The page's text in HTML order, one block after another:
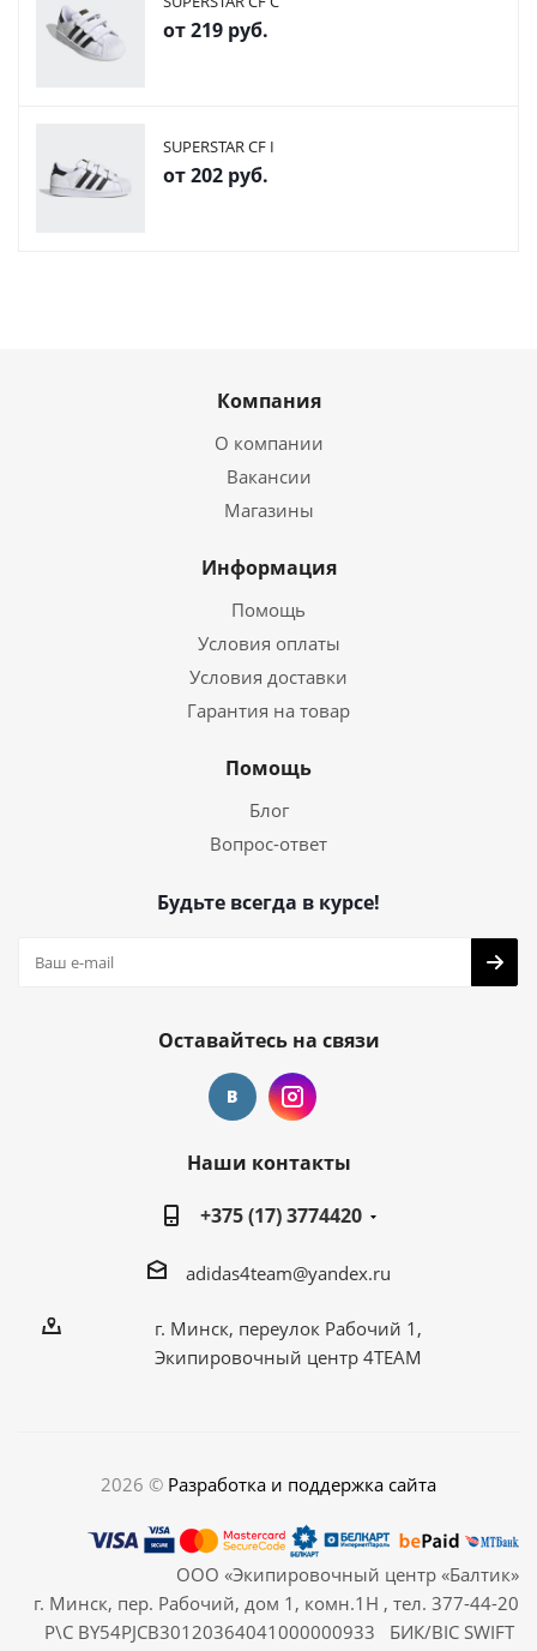
от219 руб.
SUPERSTAR CF I
от202 руб.
Компания
О компании
Вакансии
Магазины
Информация
Помощь
Условия оплаты
Условия доставки
Гарантия на товар
Помощь
Блог
Вопрос-ответ
Будьте всегда в курсе!
Оставайтесь на связи
Наши контакты
+375 (17) 3774420
adidas4team@yandex.ru
г. Минск, переулок Рабочий 1,
Экипировочный центр 4TEAM
2026 © Разработка и поддержка сайта
ООО «Экипировочный центр «Балтик»
г. Минск, пер. Рабочий, дом 1, комн.1Н , тел. 377-44-20
Р\С BY54PJCB30120364041000000933 БИК/BIC SWIFT